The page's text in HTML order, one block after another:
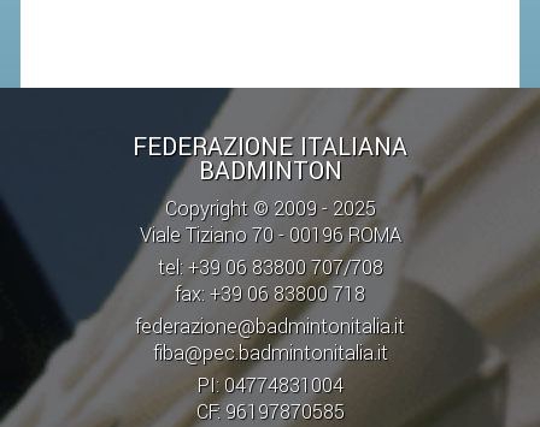
FEDERAZIONE ITALIANA
BADMINTON
Copyright © 2009 - 2025
Viale Tiziano 70 - 00196 ROMA
tel: +39 06 83800 707/708
fax: +39 06 83800 718
federazione@badmintonitalia.it
fiba@pec.badmintonitalia.it
PI: 04774831004
CF: 96197870585
RESPONSABILITÀ SOCIALE
SAFEGUARDING
RICHIESTA PATROCINIO
GIUSTIZIA FEDERALE
REGOLAMENTI
PROVVEDIMENTI
ORGANI DI GIUSTIZIA FEDERALE